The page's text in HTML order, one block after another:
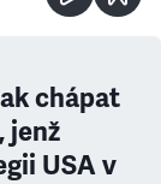
chápat
jenž
USA v